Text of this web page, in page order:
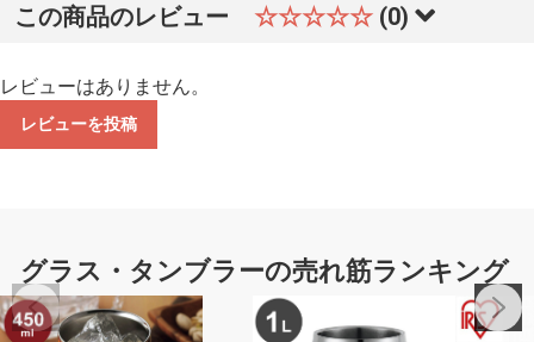
この商品のレビュー ☆☆☆☆☆ (0)
レビューはありません。
レビューを投稿
グラス・タンブラーの売れ筋ランキング